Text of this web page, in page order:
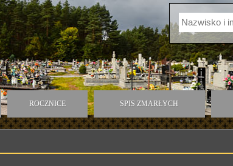
ROCZNICE SPIS ZMARŁYCH